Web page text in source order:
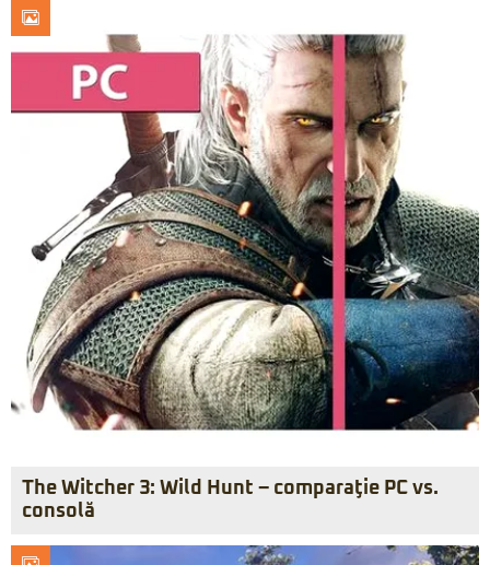
The Witcher 3: Wild Hunt – comparaţie PC vs.
consolă